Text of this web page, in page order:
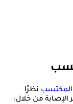
المكتسبنظرًا
من خلال: